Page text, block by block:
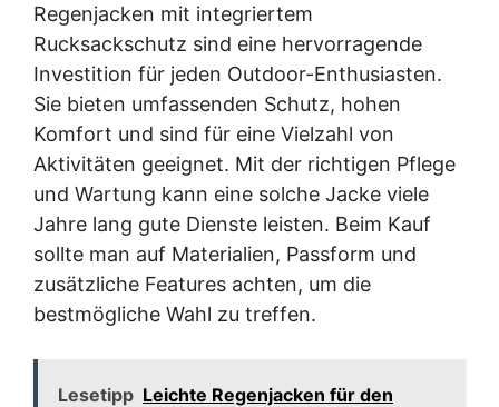
Regenjacken mit integriertem
Rucksackschutz sind eine hervorragende
Investition für jeden Outdoor-Enthusiasten.
Sie bieten umfassenden Schutz, hohen
Komfort und sind für eine Vielzahl von
Aktivitäten geeignet. Mit der richtigen Pflege
und Wartung kann eine solche Jacke viele
Jahre lang gute Dienste leisten. Beim Kauf
sollte man auf Materialien, Passform und
zusätzliche Features achten, um die
bestmögliche Wahl zu treffen.
Lesetipp Leichte Regenjacken für den